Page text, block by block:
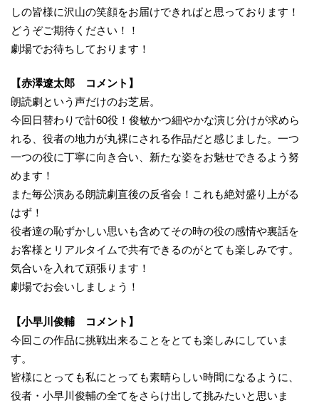
しの皆様に沢山の笑顔をお届けできればと思っております！
どうぞご期待ください！！
劇場でお待ちしております！
【赤澤遼太郎 コメント】
朗読劇という声だけのお芝居。
今回日替わりで計60役！俊敏かつ細やかな演じ分けが求めら
れる、役者の地力が丸裸にされる作品だと感じました。一つ
一つの役に丁寧に向き合い、新たな姿をお魅せできるよう努
めます！
また毎公演ある朗読劇直後の反省会！これも絶対盛り上がる
はず！
役者達の恥ずかしい思いも含めてその時の役の感情や裏話を
お客様とリアルタイムで共有できるのがとても楽しみです。
気合いを入れて頑張ります！
劇場でお会いしましょう！
【小早川俊輔 コメント】
今回この作品に挑戦出来ることをとても楽しみにしていま
す。
皆様にとっても私にとっても素晴らしい時間になるように、
役者・小早川俊輔の全てをさらけ出して挑みたいと思いま